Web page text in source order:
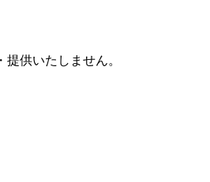
供いたしません。